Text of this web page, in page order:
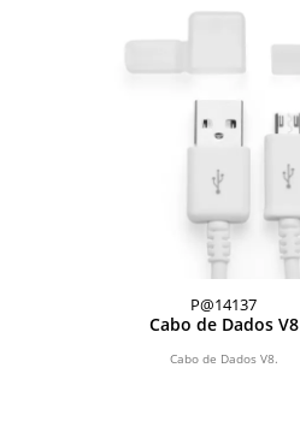
P@14137
Cabo de Dados V8
Cabo de Dados V8.